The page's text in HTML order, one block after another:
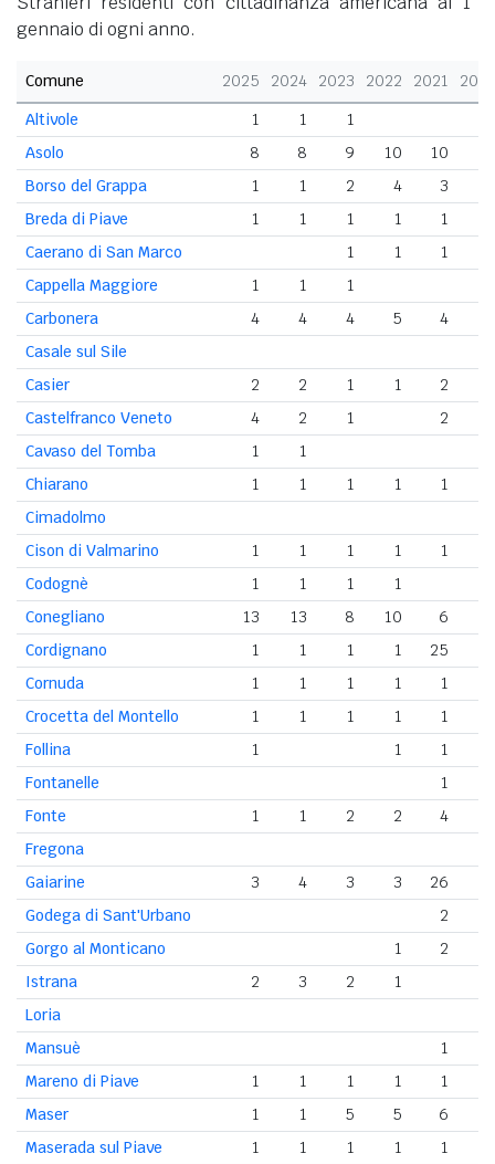
gennaio di ogni anno.
Comune 2025 2024 2023 2022 2021
Altivole
1 1
1
Asolo
8 8 9 10 10
Borso del Grappa
1 1 2 4 3
Breda di Piave
1 1 1 1 1
Caerano di San Marco
1 1 1
Cappella Maggiore
1 1
1
Carbonera
4 4 4 5 4
Casale sul Sile
Casier
2 2 1 1 2
Castelfranco Veneto
4 2 1 2
Cavaso del Tomba
1
1
Chiarano
1 1 1 1 1
Cimadolmo
Cison di Valmarino
1 1 1 1 1
Codognè
1 1 1
1
Conegliano
13 13 8 10 6
Cordignano
1 1 1 1 25
Cornuda
1 1 1 1 1
Crocetta del Montello
1 1 1 1 1
Follina
1 1 1
Fontanelle
1
Fonte
1 1 2 2 4
Fregona
Gaiarine
3 4 3 3
26
Godega di Sant'Urbano
2
Gorgo al Monticano
1 2
Istrana
2 3 2
1
Loria
Mansuè
1
Mareno di Piave
1 1 1 1 1
Maser
1 1 5 5 6
Maserada sul Piave
1 1 1 1 1